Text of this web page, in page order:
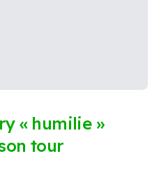
« humilie »
tour